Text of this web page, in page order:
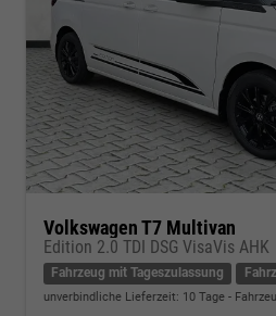
Volkswagen T7 Multivan
Edition 2.0 TDI DSG VisaVis AHK
Fahrzeug mit Tageszulassung
unverbindliche Lieferzeit: 10 Tage